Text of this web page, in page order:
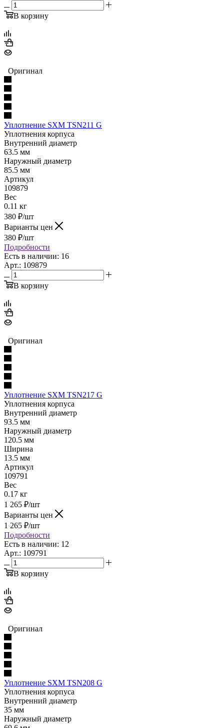
В корзину
Оригинал
Уплотнение SXM TSN211 G
Уплотнения корпуса
Внутренний диаметр
63.5 мм
Наружный диаметр
85.5 мм
Артикул
109879
Вес
0.11 кг
380 ₽/шт
Варианты цен
380 ₽/шт
Подробности
Есть в наличии: 16
Арт.: 109879
В корзину
Оригинал
Уплотнение SXM TSN217 G
Уплотнения корпуса
Внутренний диаметр
93.5 мм
Наружный диаметр
120.5 мм
Ширина
13.5 мм
Артикул
109791
Вес
0.17 кг
1 265 ₽/шт
Варианты цен
1 265 ₽/шт
Подробности
Есть в наличии: 12
Арт.: 109791
В корзину
Оригинал
Уплотнение SXM TSN208 G
Уплотнения корпуса
Внутренний диаметр
35 мм
Наружный диаметр